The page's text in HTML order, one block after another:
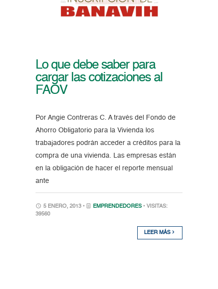
Lo que debe saber para
cargar las cotizaciones al
FAOV
Por Angie Contreras C. A través del Fondo de
Ahorro Obligatorio para la Vivienda los
trabajadores podrán acceder a créditos para la
compra de una vivienda. Las empresas están
en la obligación de hacer el reporte mensual
ante
5 ENERO, 2013 • EMPRENDEDORES • VISITAS:
39560
LEER MÁS